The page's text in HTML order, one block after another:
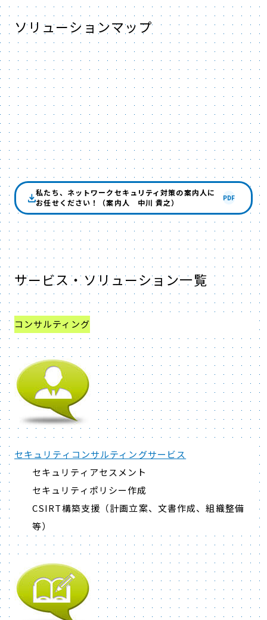
ソリューションマップ
私たち、ネットワークセキュリティ対策の案内人に
お任せください！（案内人 中川 貴之）
PDF
サービス・ソリューション一覧
コンサルティング
セキュリティコンサルティングサービス
セキュリティアセスメント
セキュリティポリシー作成
CSIRT構築支援（計画立案、文書作成、組織整備
等）